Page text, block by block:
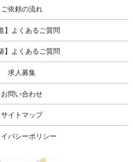
ご依頼の流れ
】よくあるご質問
】よくあるご質問
求人募集
お問い合わせ
サイトマップ
バシーポリシー